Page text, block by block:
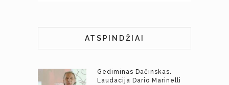
ATSPINDŽIAI
Gediminas Dačinskas.
Laudacija Dario Marinelli